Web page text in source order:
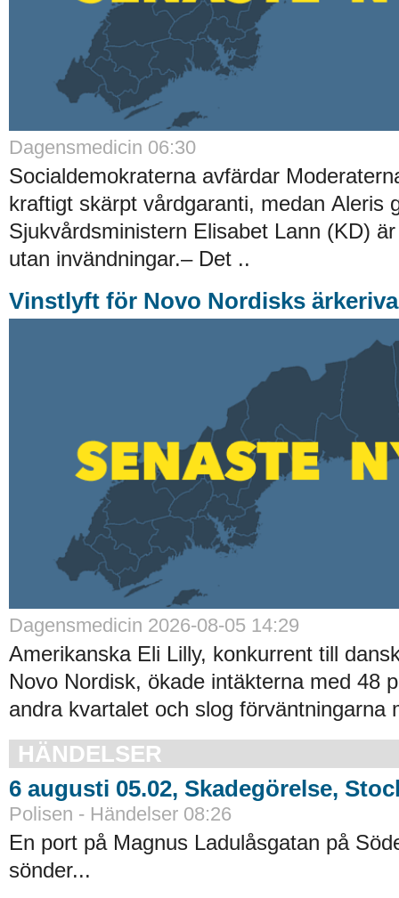
Dagensmedicin 06:30
Socialdemokraterna avfärdar
kraftigt skärpt vårdgaranti, medan Aleris
Sjukvårdsministern Elisabet Lann (KD)
utan invändningar.– Det ..
Vinstlyft för Novo Nordisks
Dagensmedicin 2026-08-05 14:29
Amerikanska Eli Lilly, konkurrent till
Novo Nordisk, ökade intäkterna med 48
andra kvartalet och slog förväntningarna
HÄNDELSER
6 augusti 05.02, Skadegörelse,
Polisen - Händelser 08:26
En port på Magnus Ladulåsgatan på
sönder...